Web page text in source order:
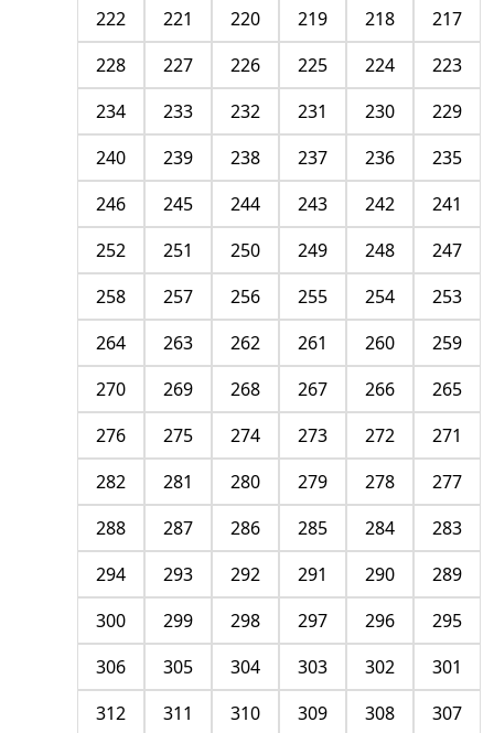
217
218
219
220
221
222
223
224
225
226
227
228
229
230
231
232
233
234
235
236
237
238
239
240
241
242
243
244
245
246
247
248
249
250
251
252
253
254
255
256
257
258
259
260
261
262
263
264
265
266
267
268
269
270
271
272
273
274
275
276
277
278
279
280
281
282
283
284
285
286
287
288
289
290
291
292
293
294
295
296
297
298
299
300
301
302
303
304
305
306
307
308
309
310
311
312